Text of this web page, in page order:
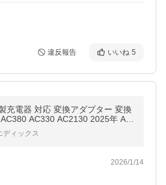
違反報告 いいね 5
充電器 対応 変換アダプター 変換
AC330 AC2130 2025年 AC
ッテリー対応 充電器 BURTLE ケ
アダプタ バートル
ディックス
2026/1/14